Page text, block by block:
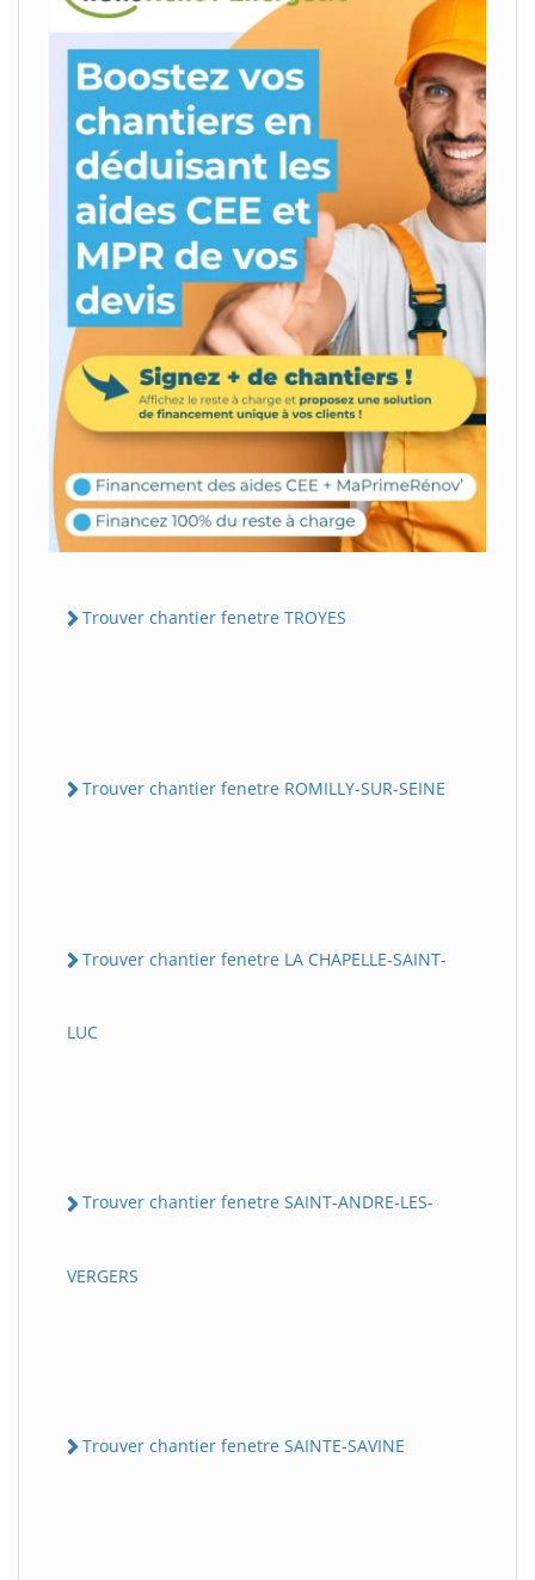
Trouver chantier fenetre TROYES
Trouver chantier fenetre ROMILLY-SUR-SEINE
Trouver chantier fenetre LA CHAPELLE-SAINT-
LUC
Trouver chantier fenetre SAINT-ANDRE-LES-
VERGERS
Trouver chantier fenetre SAINTE-SAVINE